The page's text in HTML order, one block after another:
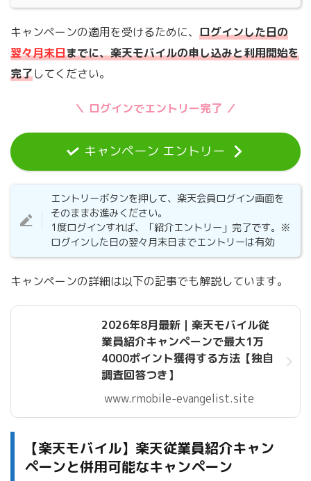
キャンペーンの適用を受けるために、 ログインした日の
翌々月末日までに、楽天モバイルの申し込みと利用開始を
完了してください。
＼ ログインでエントリー完了 ／
キャンペーン エントリー
エントリーボタンを押して、楽天会員ログイン画面を
そのままお進みください。
1度ログインすれば、「紹介エントリー」完了です。※
ログインした日の翌々月末日までエントリーは有効
キャンペーンの詳細は以下の記事でも解説しています。
2026年8月最新｜楽天モバイル従
業員紹介キャンペーンで最大1万
4000ポイント獲得する方法【独自
調査回答つき】
www.rmobile-evangelist.site
【楽天モバイル】楽天従業員紹介キャン
ペーンと併用可能なキャンペーン